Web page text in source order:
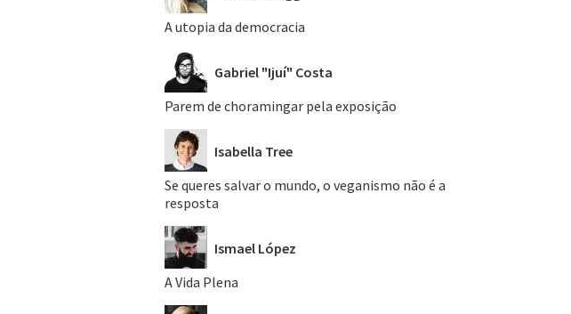
A utopia da democracia
Gabriel "Ijuí" Costa
Parem de choramingar pela exposição
Isabella Tree
Se queres salvar o mundo, o veganismo não é a
resposta
Ismael López
A Vida Plena